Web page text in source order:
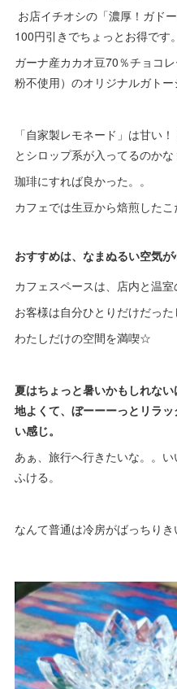
お店イチオシの「濃厚！ガド
100円引きでちょっとお得です。
ガーナ産カカオ豆70％チョコ
粉不使用）のオリジナルガトー
「自家製レモネード」は甘い
とシロップ系が入ってるのかな
珈琲にすれば良かった。。
カフェでは生豆から焙煎したこ
おすすめは、なまぬるい空気
カフェスペースは、店内と温室
お客様は自分ひとりだけだった
わたしだけの空間を満喫☆
夏はちょっと暑いかもしれな
地よくて、ぼーーーっとリラ
い感じ。
あぁ、旅行へ行きたいな。。
ふける。
なんて普通は冷房がばっちりき